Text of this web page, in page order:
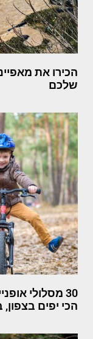
הכירו את
שלכם
30 מסלולי
הכי יפים